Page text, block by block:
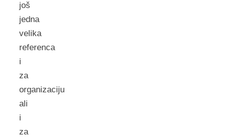
još
jedna
velika
referenca
i
za
organizaciju
ali
i
za